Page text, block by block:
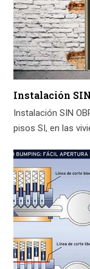
Instalación
Instalación SIN
pisos SI, en las